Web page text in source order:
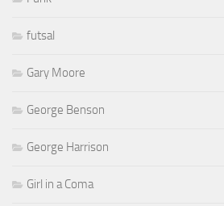
futsal
Gary Moore
George Benson
George Harrison
Girl in a Coma